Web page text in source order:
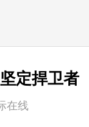
定捍卫者
在线